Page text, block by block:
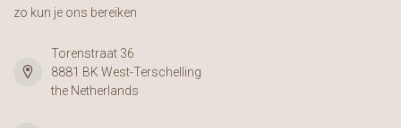
zo kun je ons bereiken
Torenstraat 36
8881 BK West-Terschelling
the Netherlands